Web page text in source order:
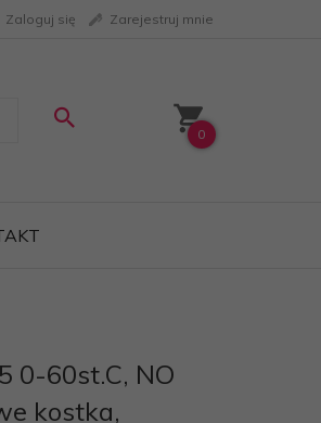
Zaloguj się Zarejestruj mnie
0
0-60st.C, NO
kostka,